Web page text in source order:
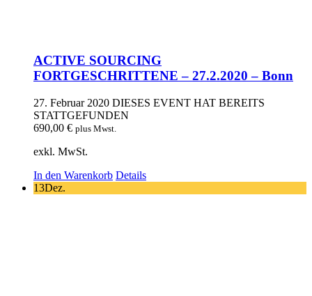
ACTIVE SOURCING
FORTGESCHRITTENE – 27.2.2020 – Bonn
27. Februar 2020 DIESES EVENT HAT BEREITS
STATTGEFUNDEN
690,00 € plus Mwst.
exkl. MwSt.
In den Warenkorb Details
13Dez.